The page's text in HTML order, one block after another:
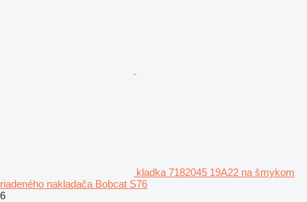
kladka 7182045 19A22 na šmykom
riadeného nakladača Bobcat S76
6